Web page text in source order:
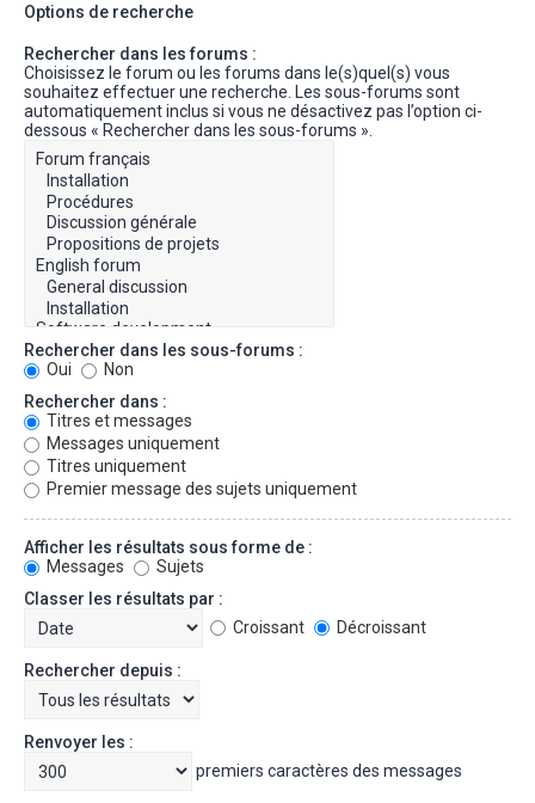
Options de recherche
Rechercher dans les forums :
Choisissez le forum ou les forums dans le(s)quel(s) vous
souhaitez effectuer une recherche. Les sous-forums sont
automatiquement inclus si vous ne désactivez pas l’option ci-
dessous « Rechercher dans les sous-forums ».
Rechercher dans les sous-forums :
Oui
Non
Rechercher dans :
Titres et messages
Messages uniquement
Titres uniquement
Premier message des sujets uniquement
Afficher les résultats sous forme de :
Messages
Sujets
Classer les résultats par :
Croissant
Décroissant
Rechercher depuis :
Renvoyer les :
premiers caractères des messages